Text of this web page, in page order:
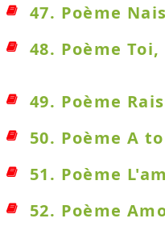
47. Poème
48. Poème
49. Poème
50. Poème A
51. Poème
52. Poème